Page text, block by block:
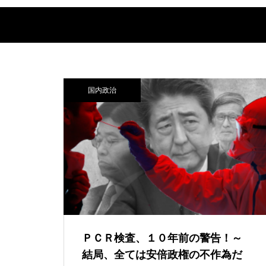
国内政治
ＰＣＲ検査、１０年前の警告！～
結局、全ては安倍政権の不作為だ